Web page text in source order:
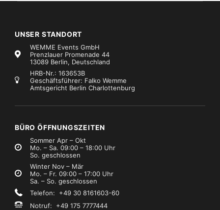
MwSt.)
Motoren Marke:
(zzgl. MwSt.)
UNSER STANDORT
WEMME Events GmbH
Prenzlauer Promenade 44
13089 Berlin, Deutschland
HRB-Nr.: 163653B
Geschäftsführer: Falko Wemme
Amtsgericht Berlin Charlottenburg
BÜRO ÖFFNUNGSZEITEN
Sommer Apr – Okt
Mo. – Sa. 09:00 – 18:00 Uhr
So. geschlossen
Winter Nov – Mär
Mo. – Fr. 09:00 – 17:00 Uhr
Sa. – So. geschlossen
Telefon: +49 30 8161603-60
Notruf: +49 175 7777444